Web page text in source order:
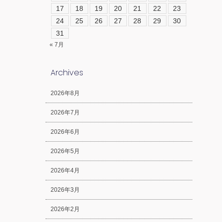
17
18 19 20 21 22
23
24
25 26 27 28 29
30
31
« 7月
Archives
2026年8月
2026年7月
2026年6月
2026年5月
2026年4月
2026年3月
2026年2月